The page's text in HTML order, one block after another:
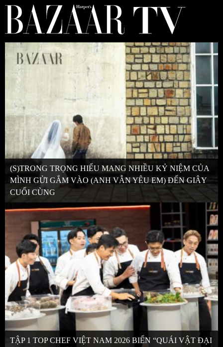
(S)TRONG TRỌNG HIẾU MANG NHIỀU KỶ NIỆM CỦA
MÌNH GỬI GẮM VÀO (ANH VẪN YÊU EM) ĐẾN GIÂY
CUỐI CÙNG
TẬP 1 TOP CHEF VIỆT NAM 2026 BIẾN “QUÁI VẬT ĐẠI